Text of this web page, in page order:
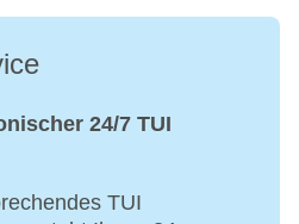
24/7 TUI
TUI